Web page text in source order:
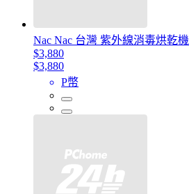
Nac Nac 台灣 紫外線消毒烘乾
$3,880
$3,880
P幣